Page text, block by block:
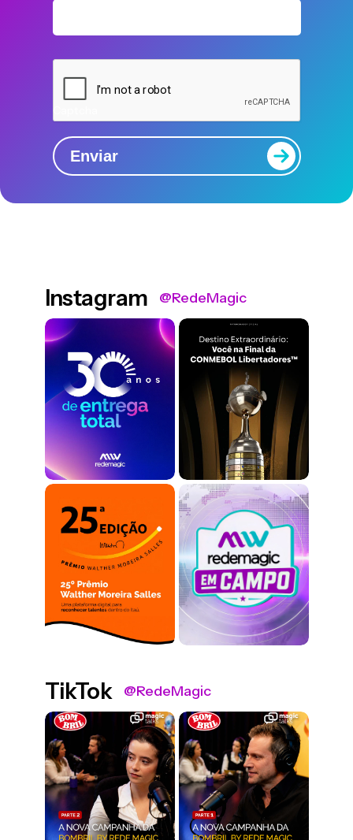
Enviar
Instagram @RedeMagic
TikTok @RedeMagic